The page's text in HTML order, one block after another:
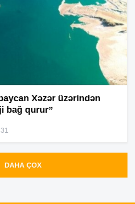
Xəzər üzərindən
bağ qurur”
DAHA ÇOX